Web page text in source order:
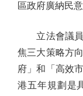
區政府廣納民
立法會議員
焦三大策略方
府」和「高效
港五年規劃是